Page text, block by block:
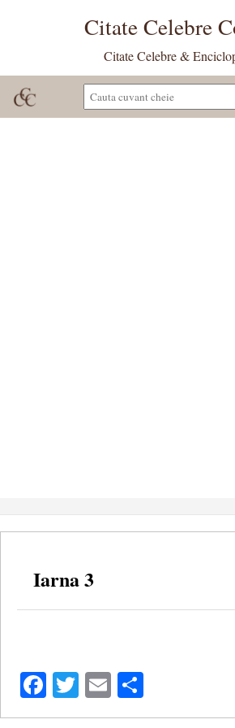
Citate Celebre
Citate Celebre &
Iarna 3
Facebook
Twitter
Email